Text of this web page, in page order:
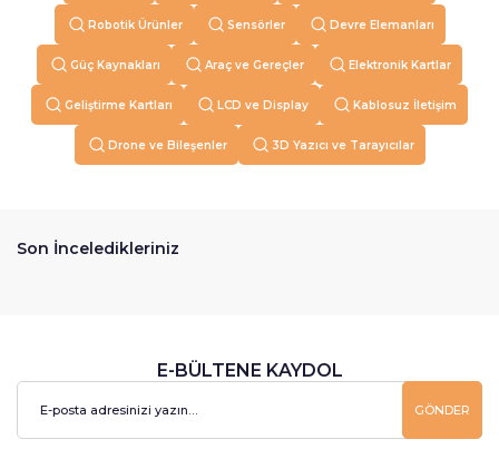
Robotik Ürünler Sensörler Devre Elemanları
Güç Kaynakları Araç ve Gereçler Elektronik Kartlar
Geliştirme Kartları LCD ve Display Kablosuz İletişim
Drone ve Bileşenler 3D Yazıcı ve Tarayıcılar
Son İnceledikleriniz
E-BÜLTENE KAYDOL
GÖNDER